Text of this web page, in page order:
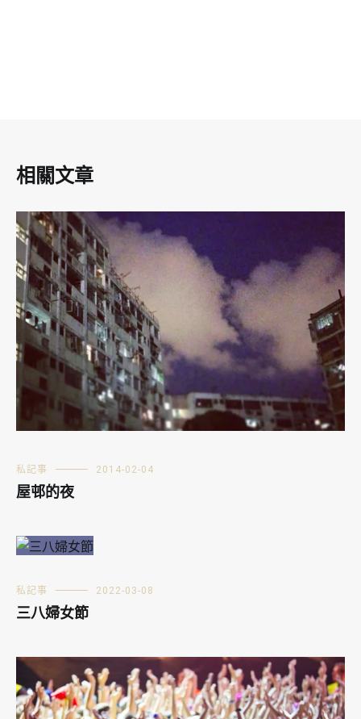
相關文章
私記事 2014-02-04
屋邨的夜
私記事 2022-03-08
三八婦女節